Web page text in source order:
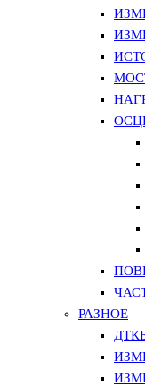
РАЗНОЕ